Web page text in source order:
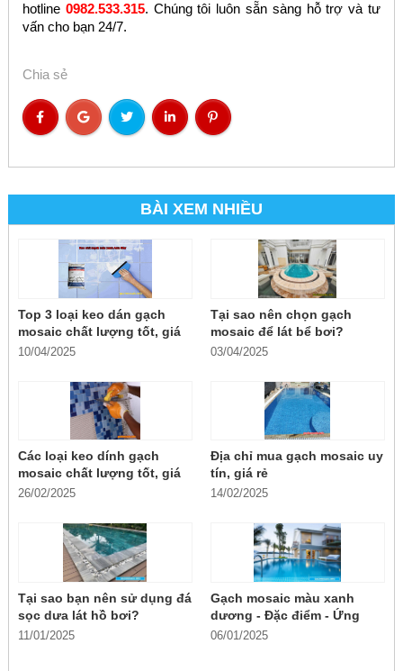
hotline 0982.533.315. Chúng tôi luôn sẵn sàng hỗ trợ và tư
vấn cho bạn 24/7.
Chia sẻ
BÀI XEM NHIỀU
Top 3 loại keo dán gạch
mosaic chất lượng tốt, giá
rẻ
10/04/2025
Tại sao nên chọn gạch
mosaic để lát bể bơi?
03/04/2025
Các loại keo dính gạch
mosaic chất lượng tốt, giá
rẻ
26/02/2025
Địa chỉ mua gạch mosaic uy
tín, giá rẻ
14/02/2025
Tại sao bạn nên sử dụng đá
sọc dưa lát hồ bơi?
11/01/2025
Gạch mosaic màu xanh
dương - Đặc điểm - Ứng
dụng
06/01/2025